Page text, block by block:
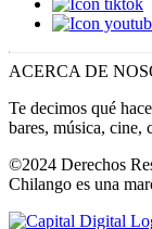
ACERCA DE
Te decimos qué
bares, música, cine,
©2024 Derechos
Chilango es una